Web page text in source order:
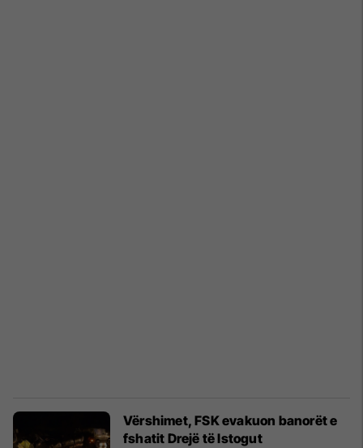
Vërshimet, FSK evakuon banorët e
fshatit Drejë të Istogut